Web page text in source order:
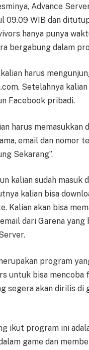
Advance
09.09 WIB dan
hanya punya
bergabung dalam
harus
Setelahnya
Facebook pribadi.
harus memasukkan
email dan nomor
Sekarang”.
kalian sudah masuk
kalian bisa
Kalian akan bisa
dari Garena yang
program
untuk bisa mencoba
segera akan dirilis di
ikut program ini
game dan